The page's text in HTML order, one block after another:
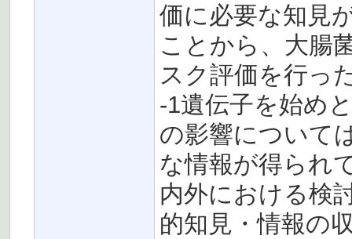
価に必要な知見
ことから、大腸
スク評価を行っ
-1遺伝子を始め
の影響について
な情報が得られ
内外における検
的知見・情報の